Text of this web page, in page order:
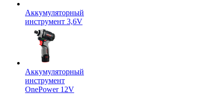
Аккумуляторный
инструмент 3,6V
Аккумуляторный
инструмент
OnePower 12V